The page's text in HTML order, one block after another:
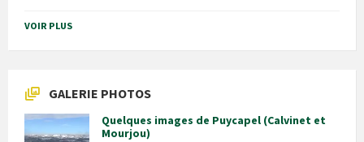
VOIR PLUS
GALERIE PHOTOS
Quelques images de Puycapel (Calvinet et
Mourjou)